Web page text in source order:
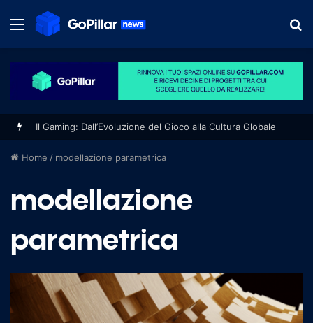
Menu
Il Gaming: Dall’Evoluzione del Gioco alla Cultura Globale
Home / modellazione parametrica
modellazione
parametrica